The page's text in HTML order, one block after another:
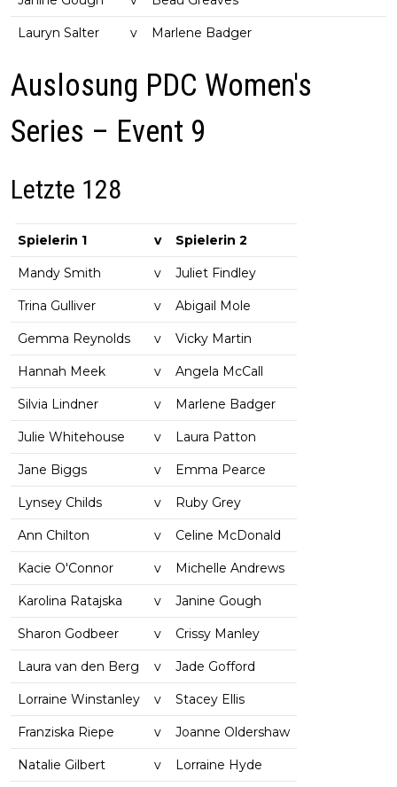
Lauryn Salter v Marlene Badger
Auslosung PDC Women's
Series – Event 9
Letzte 128
Spielerin 1 v Spielerin 2
Mandy Smith v Juliet Findley
Trina Gulliver v Abigail Mole
Gemma Reynolds v Vicky Martin
Hannah Meek v Angela McCall
Silvia Lindner v Marlene Badger
Julie Whitehouse v Laura Patton
Jane Biggs v Emma Pearce
Lynsey Childs v Ruby Grey
Ann Chilton v Celine McDonald
Kacie O'Connor v Michelle Andrews
Karolina Ratajska v Janine Gough
Sharon Godbeer v Crissy Manley
Laura van den Berg v Jade Gofford
Lorraine Winstanley v Stacey Ellis
Franziska Riepe v Joanne Oldershaw
Natalie Gilbert v Lorraine Hyde